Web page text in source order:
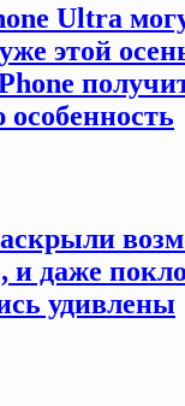
Ultra
этой
и даже
удивлены